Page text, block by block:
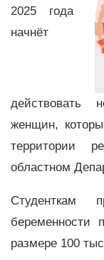
2025 года
начнёт
действовать
женщин,
территории
областном
беременности
размере 100